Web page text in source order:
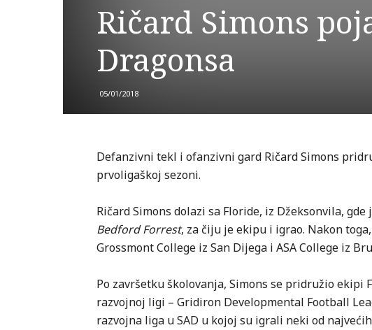
Ričard Simons
Dragonsa
05/01/2018
Defanzivni tekl i ofanzivni gard Ričard Simons
prvoligaškoj sezoni.
Ričard Simons dolazi sa Floride, iz Džeksonvila,
Bedford Forrest, za čiju je ekipu i igrao. Nakon
Grossmont College iz San Dijega i ASA College iz
Po završetku školovanja, Simons se pridružio ekipi
razvojnoj ligi – Gridiron Developmental Football
razvojna liga u SAD u kojoj su igrali neki od